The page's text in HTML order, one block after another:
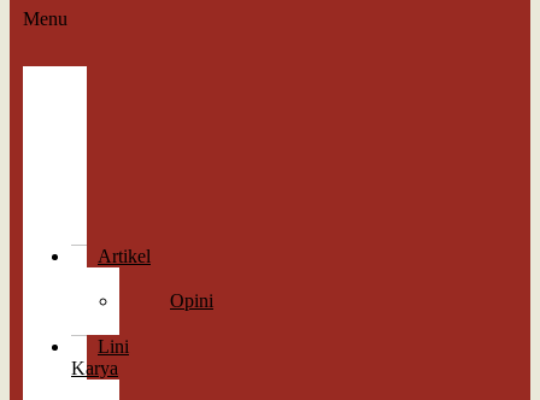
Menu
Artikel
Opini
Lini
Karya